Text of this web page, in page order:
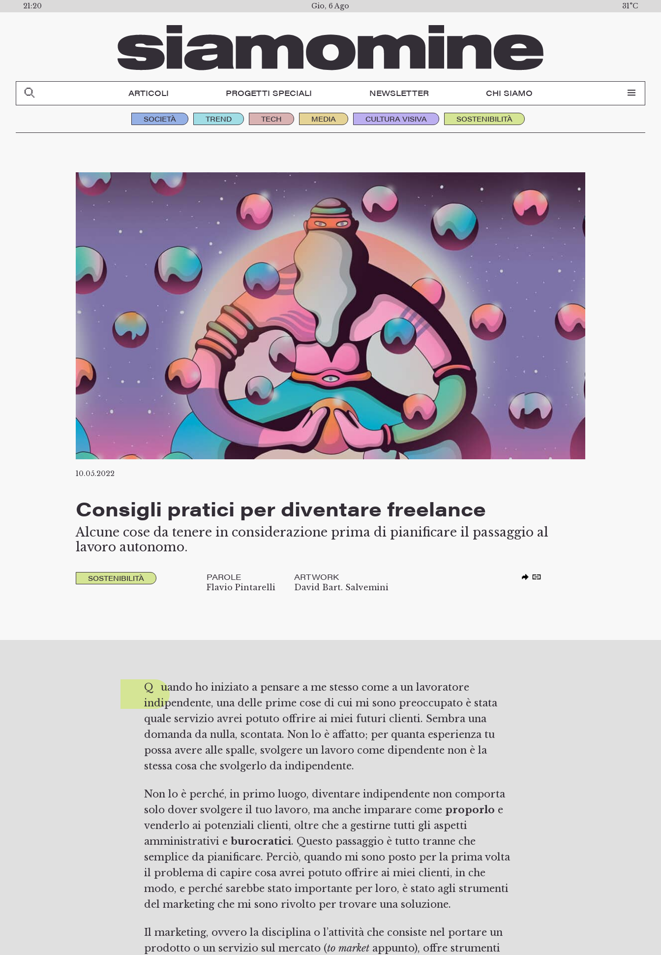
21:20 Gio, 6 Ago 31°C
ARTICOLI PROGETTI SPECIALI NEWSLETTER CHI SIAMO
SOCIETÀ TREND TECH MEDIA CULTURA VISIVA SOSTENIBILITÀ
10.05.2022
Consigli pratici per diventare freelance
Alcune cose da tenere in considerazione prima di pianificare il passaggio al
lavoro autonomo.
SOSTENIBILITÀ PAROLE
Flavio Pintarelli
ARTWORK
David Bart. Salvemini
Quando ho iniziato a pensare a me stesso come a un lavoratore
indipendente, una delle prime cose di cui mi sono preoccupato è stata
quale servizio avrei potuto offrire ai miei futuri clienti. Sembra una
domanda da nulla, scontata. Non lo è affatto; per quanta esperienza tu
possa avere alle spalle, svolgere un lavoro come dipendente non è la
stessa cosa che svolgerlo da indipendente.
Non lo è perché, in primo luogo, diventare indipendente non comporta
solo dover svolgere il tuo lavoro, ma anche imparare come proporlo e
venderlo ai potenziali clienti, oltre che a gestirne tutti gli aspetti
amministrativi eburocratici. Questo passaggio è tutto tranne che
semplice da pianificare. Perciò, quando mi sono posto per la prima volta
il problema di capire cosa avrei potuto offrire ai miei clienti, in che
modo, e perché sarebbe stato importante per loro, è stato agli strumenti
del marketing che mi sono rivolto per trovare una soluzione.
Il marketing, ovvero la disciplina o l’attività che consiste nel portare un
prodotto o un servizio sul mercato (to market appunto), offre strumenti